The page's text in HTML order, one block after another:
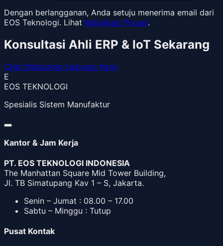
Dengan berlangganan, Anda setuju menerima email dari
EOS Teknologi. Lihat Kebijakan Privasi.
Konsultasi Ahli ERP & IoT Sekarang
Chat WhatsApp Hubungi Kami
E
EOS TEKNOLOGI
Spesialis Sistem Manufaktur
Kantor & Jam Kerja
PT. EOS TEKNOLOGI INDONESIA
The Manhattan Square Mid Tower Building,
Jl. TB Simatupang Kav 1 – S, Jakarta.
Senin – Jumat : 08.00 – 17.00
Sabtu – Minggu : Tutup
Pusat Kontak